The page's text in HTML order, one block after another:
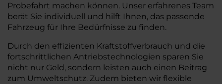
Probefahrt machen können. Unser erfahrenes Team
berät Sie individuell und hilft Ihnen, das passende
Fahrzeug für Ihre Bedürfnisse zu finden.
Durch den effizienten Kraftstoffverbrauch und die
fortschrittlichen Antriebstechnologien sparen Sie
nicht nur Geld, sondern leisten auch einen Beitrag
zum Umweltschutz. Zudem bieten wir flexible